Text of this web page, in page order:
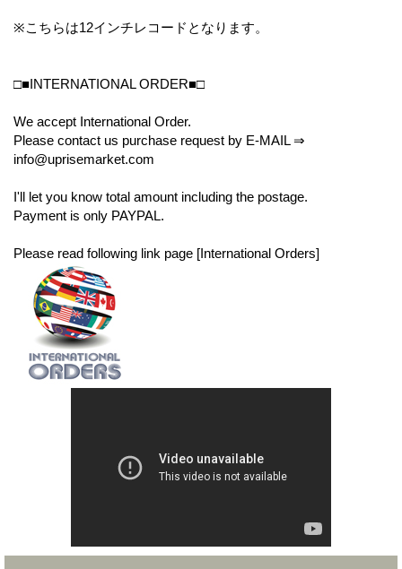
※こちらは12インチレコードとなります。
□■INTERNATIONAL ORDER■□
We accept International Order.
Please contact us purchase request by E-MAIL ⇒
info@uprisemarket.com
I'll let you know total amount including the postage.
Payment is only PAYPAL.
Please read following link page [International Orders]